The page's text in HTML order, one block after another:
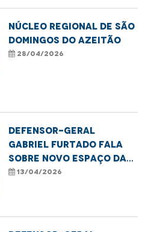
Núcleo Regional de São
Domingos do Azeitão
28/04/2026
Defensor-geral
Gabriel Furtado fala
sobre novo espaço da
DPE/MA para acolher
13/04/2026